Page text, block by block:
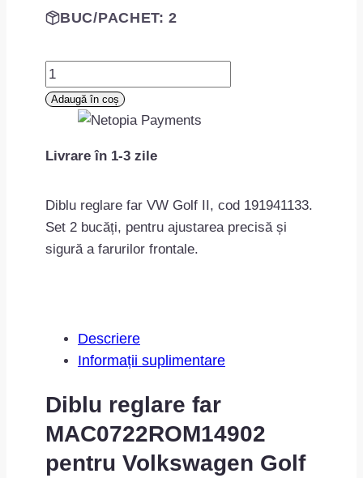
BUC/PACHET: 2
Cantitate
Diblu
reglare
MAC0722ROM14902
Adaugă în coș
Livrare în 1-3 zile
Diblu reglare far VW Golf II, cod 191941133.
Set 2 bucăți, pentru ajustarea precisă și
sigură a farurilor frontale.
Descriere
Informații suplimentare
Diblu reglare far
MAC0722ROM14902
pentru Volkswagen Golf